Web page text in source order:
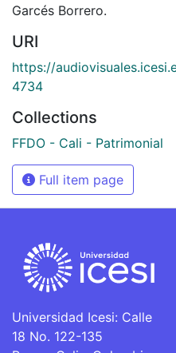
Garcés Borrero.
URI
https://
4734
Collections
FFDO - Cali - Patrimonial
Full item page
Universidad Icesi: Calle
18 No. 122-135